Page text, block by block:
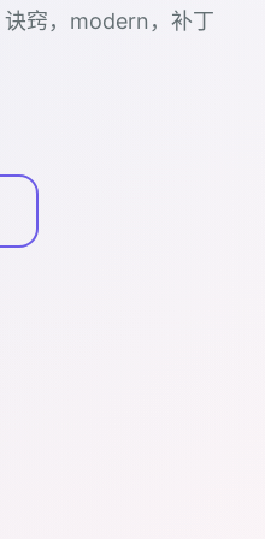
窍，modern，补丁